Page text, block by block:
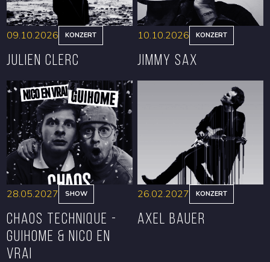
RESERVIEREN
09.10.2026 KONZERT
Julien Clerc
RESERVIEREN
10.10.2026 KONZERT
Jimmy Sax
28.05.2027 SHOW
CHAOS TECHNIQUE -
GUIHOME & NICO EN
VRAI
26.02.2027 KONZERT
Axel Bauer